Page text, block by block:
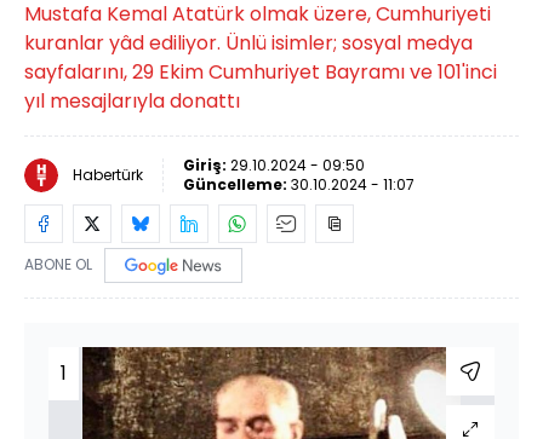
Mustafa Kemal Atatürk olmak üzere, Cumhuriyeti
kuranlar yâd ediliyor. Ünlü isimler; sosyal medya
sayfalarını, 29 Ekim Cumhuriyet Bayramı ve 101'inci
yıl mesajlarıyla donattı
Habertürk Giriş: 29.10.2024 - 09:50
Güncelleme: 30.10.2024 - 11:07
ABONE OL
1